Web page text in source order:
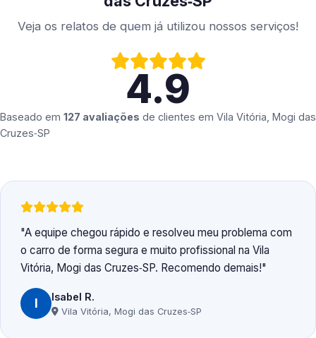
Veja os relatos de quem já utilizou nossos serviços!
4.9
Baseado em 127 avaliações de clientes em Vila Vitória, Mogi das
Cruzes‑SP
A equipe chegou rápido e resolveu meu problema com
o carro de forma segura e muito profissional na Vila
Vitória, Mogi das Cruzes‑SP. Recomendo demais!
I Isabel R.
Vila Vitória, Mogi das Cruzes‑SP